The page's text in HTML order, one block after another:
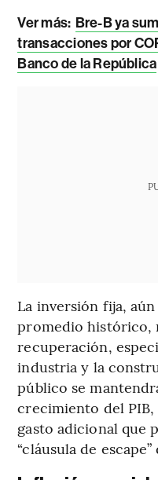
Ver más: Bre-B ya
transacciones por
Banco de la República
La inversión fija,
promedio histórico,
recuperación,
industria y la
público se
crecimiento del PIB,
gasto adicional que
“cláusula de